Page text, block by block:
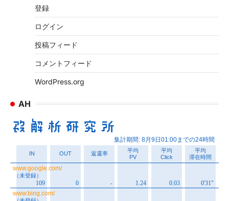
登録
ログイン
投稿フィード
コメントフィード
WordPress.org
AH